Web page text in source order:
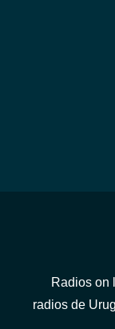
Radios on
radios de